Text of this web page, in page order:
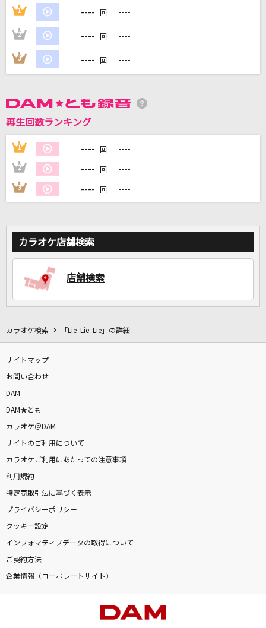
カラオケ最新情報をチェック！
1 ---- 回 ----
2 ---- 回 ----
3 ---- 回 ----
再生回数ランキング
1 ---- 回 ----
2 ---- 回 ----
3 ---- 回 ----
カラオケ店舗検索
店舗検索
カラオケ検索 「Lie Lie Lie」の詳細
サイトマップ
お問い合わせ
DAM
DAM★とも
カラオケ＠DAM
サイトのご利用について
カラオケご利用にあたっての注意事項
利用規約
特定商取引法に基づく表示
プライバシーポリシー
クッキー設定
インフォマティブデータの取得について
ご契約方法
企業情報（コーポレートサイト）